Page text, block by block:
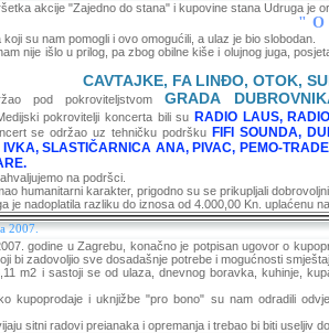
akcije "Zajedno do stana" i kupovine stana Udruga je
su nam pomogli i ovo omogućili, a ulaz je bio slobodan.
nije išlo u prilog, pa zbog obilne kiše i olujnog juga,
CAVTAJKE, FA LINĐO, OTOK,
pod pokroviteljstvomGRADA
pokrovitelji koncerta bili su RADIO LAUS,
se održao uz tehničku podršku FIFI SOUNDA,
IVKA, SLASTIČARNICA ANA, PIVAC, PEMO-
na podršci.
humanitarni karakter, prigodno su se prikupljali
je nadoplatila razliku do iznosa od 4.000,00 Kn. uplaćenu
2007.
godine u Zagrebu, konačno je potpisan ugovor o
bi zadovoljio sve dosadašnje potrebe i mogućnosti
m2 i sastoji se od ulaza, dnevnog boravka, kuhinje,
kupoprodaje i uknjižbe "pro bono" su nam odradili
sitni radovi preianaka i opremanja i trebao bi biti useljiv